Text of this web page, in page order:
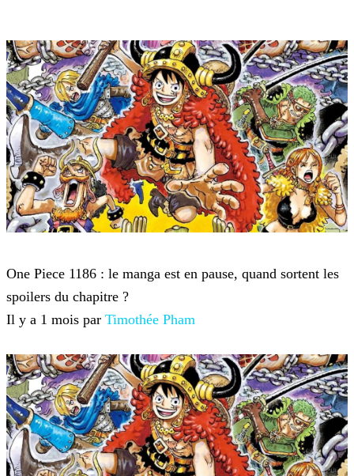
One Piece 1186 : le manga est en pause, quand sortent les
spoilers du chapitre ?
Il y a 1 mois par Timothée Pham